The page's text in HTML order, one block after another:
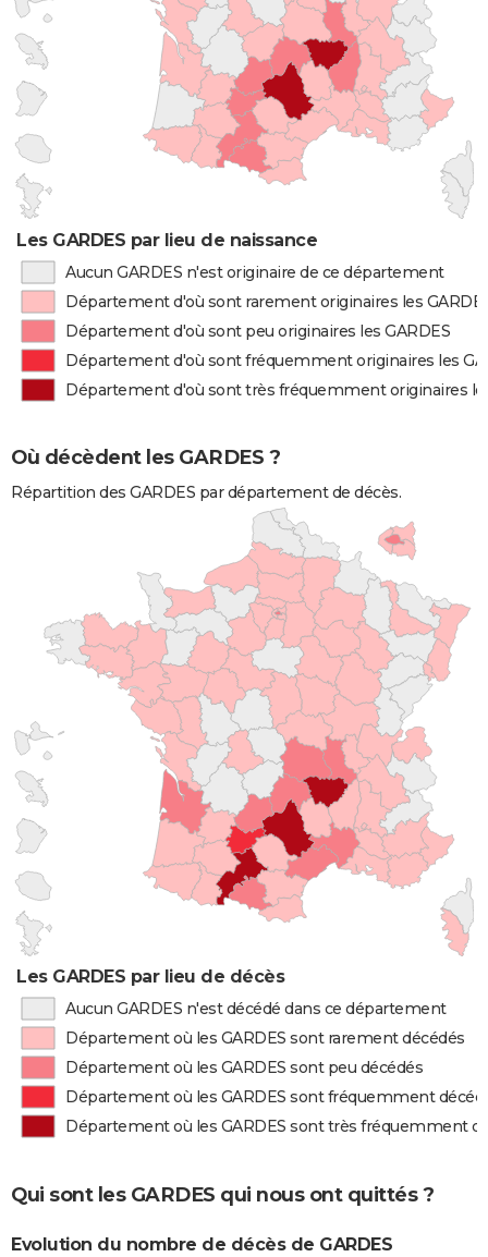
Les GARDES par lieu de naissance
Aucun GARDES n'est originaire de ce département
Département d'où sont rarement originaires les
Département d'où sont peu originaires les GARDES
Département d'où sont fréquemment originaires les
Département d'où sont très fréquemment originaires
Où décèdent les GARDES ?
Répartition des GARDES par département de décès.
Les GARDES par lieu de décès
Aucun GARDES n'est décédé dans ce département
Département où les GARDES sont rarement décédés
Département où les GARDES sont peu décédés
Département où les GARDES sont fréquemment
Département où les GARDES sont très fréquemment
Qui sont les GARDES qui nous ont quittés ?
Evolution du nombre de décès de GARDES